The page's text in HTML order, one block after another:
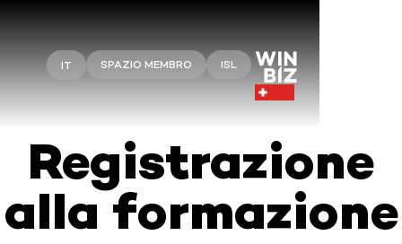
IT SPAZIO MEMBRO ISL
Registrazione
alla formazione